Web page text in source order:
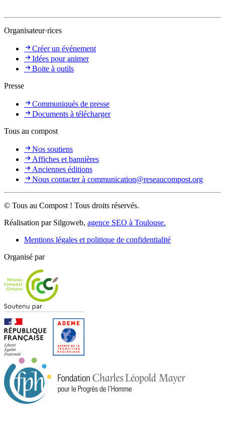
Organisateur·rices
Créer un événement
Idées pour animer
Boite à outils
Presse
Communiqués de presse
Documents à télécharger
Tous au compost
Nos soutiens
Affiches et bannières
Anciennes éditions
Nous contacter à communication@reseaucompost.org
© Tous au Compost ! Tous droits réservés.
Réalisation par Silgoweb, agence SEO à Toulouse.
Mentions légales et politique de confidentialité
Organisé par